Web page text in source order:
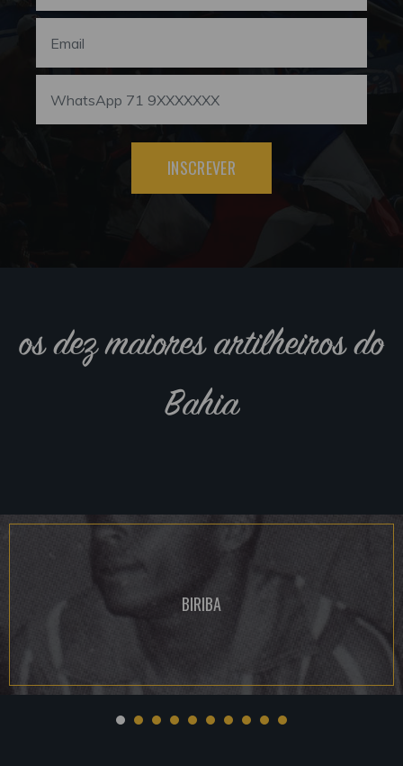
INSCREVER
os dez maiores artilheiros do
Bahia
BIRIBA